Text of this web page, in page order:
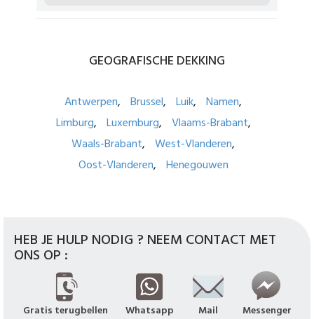
GEOGRAFISCHE DEKKING
Antwerpen Brussel Luik
Namen
Limburg
Luxemburg
Vlaams-Brabant
Waals-Brabant
West-Vlanderen
Oost-Vlanderen
Henegouwen
HEB JE HULP NODIG ? NEEM CONTACT MET
ONS OP :
Gratis terugbellen Whatsapp Mail Messenger